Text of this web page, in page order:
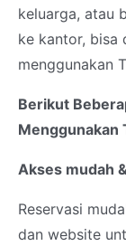
keluarga, atau
ke kantor, bisa
menggunakan
Berikut
Menggunakan
Akses mudah
Reservasi
dan website